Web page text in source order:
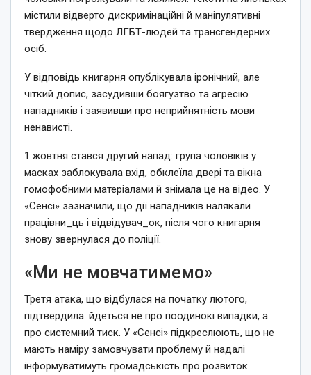
містили відверто дискримінаційні й маніпулятивні
твердження щодо ЛГБТ-людей та трансгендерних
осіб.
У відповідь книгарня опублікувала іронічний, але
чіткий допис, засудивши боягузтво та агресію
нападників і заявивши про неприйнятність мови
ненависті.
1 жовтня стався другий напад: група чоловіків у
масках заблокувала вхід, обклеїла двері та вікна
гомофобними матеріалами й знімала це на відео. У
«Сенсі» зазначили, що дії нападників налякали
працівни_ць і відвідувач_ок, після чого книгарня
знову звернулася до поліції.
«Ми не мовчатимемо»
Третя атака, що відбулася на початку лютого,
підтвердила: йдеться не про поодинокі випадки, а
про системний тиск. У «Сенсі» підкреслюють, що не
мають наміру замовчувати проблему й надалі
інформуватимуть громадськість про розвиток